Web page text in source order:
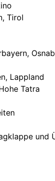
Tirol
Lappland
Tatra
und